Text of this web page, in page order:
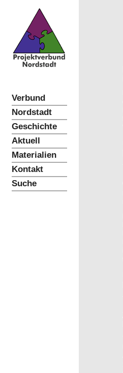
Verbund
Nordstadt
Geschichte
Aktuell
Materialien
Kontakt
Suche